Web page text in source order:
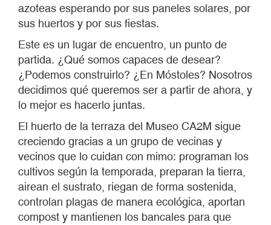
azoteas esperando por sus paneles solares, por
sus huertos y por sus fiestas.
Este es un lugar de encuentro, un punto de
partida. ¿Qué somos capaces de desear?
¿Podemos construirlo? ¿En Móstoles? Nosotros
decidimos qué queremos ser a partir de ahora, y
lo mejor es hacerlo juntas.
El huerto de la terraza del Museo CA2M sigue
creciendo gracias a un grupo de vecinas y
vecinos que lo cuidan con mimo: programan los
cultivos según la temporada, preparan la tierra,
airean el sustrato, riegan de forma sostenida,
controlan plagas de manera ecológica, aportan
compost y mantienen los bancales para que